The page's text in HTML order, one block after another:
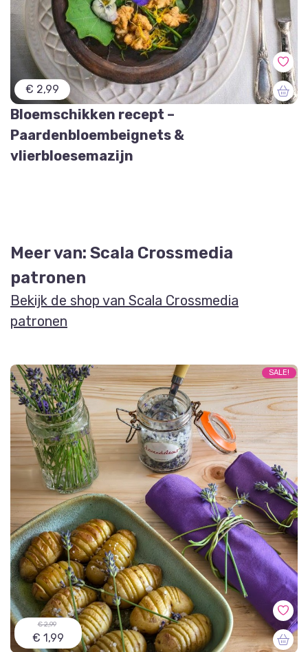
€ 2,99
Bloemschikken recept –
Paardenbloembeignets &
vlierbloesemazijn
Meer van: Scala Crossmedia
patronen
Bekijk de shop van Scala Crossmedia
patronen
SALE!
€ 2,99
€ 1,99